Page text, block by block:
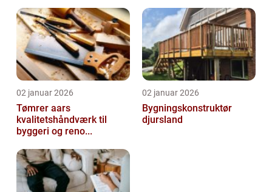
02 januar 2026
Tømrer aars
kvalitetshåndværk til
byggeri og reno...
02 januar 2026
Bygningskonstruktør
djursland